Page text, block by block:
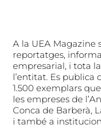
A la UEA Magazine
reportatges,
empresarial, i tota
l’entitat. Es publica
1.500 exemplars
les empreses de
Conca de Barberà,
i també a